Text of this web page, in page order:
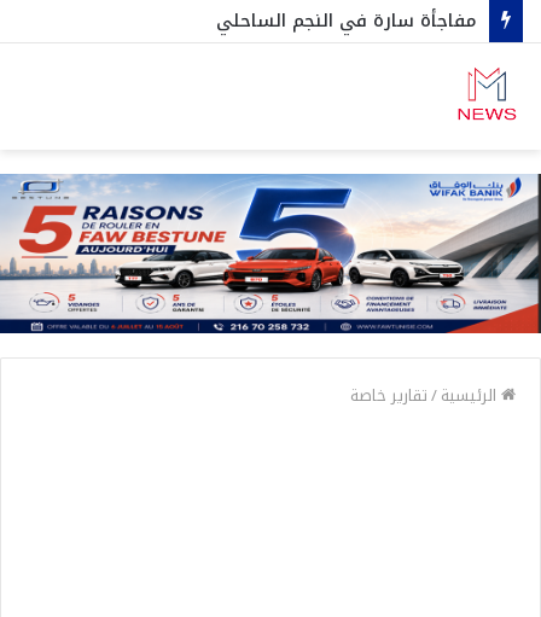
مفاجأة سارة في النجم الساحلي
الرئيسية/تقارير خاصة